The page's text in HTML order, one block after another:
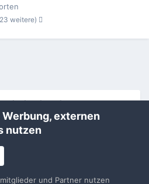
Kurzfilme zu sieben ganz
Die Pr...
weitere)
durchsuchen:
/ Datenschutzerklärung
externen
nutzen
und Partner nutzen